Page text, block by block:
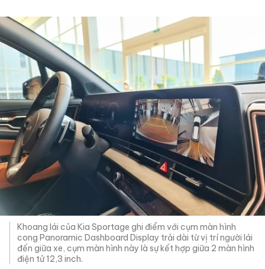
Khoang lái của Kia Sportage ghi điểm với cụm màn hình
cong Panoramic Dashboard Display trải dài từ vị trí người lái
đến giữa xe, cụm màn hình này là sự kết hợp giữa 2 màn hình
điện tử 12,3 inch.